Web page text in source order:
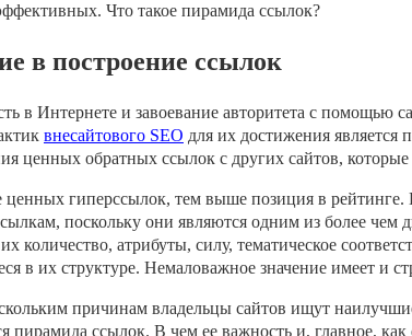
Что такое пирамида ссылок?
в построение ссылок
в Интернете и завоевание авторитета с помощью
внесайтового SEO для их достижения является
ценных обратных ссылок с других сайтов, которые
гиперссылок, тем выше позиция в рейтинге.
поскольку они являются одним из более чем
количество, атрибуты, силу, тематическое
в их структуре. Немаловажное значение имеет и
причинам владельцы сайтов ищут
пирамида ссылок. В чем ее важность и, главное, как